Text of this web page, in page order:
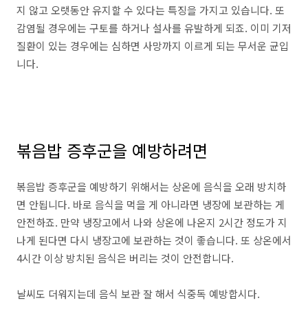
지 않고 오랫동안 유지할 수 있다는 특징을 가지고 있습니다. 또
감염될 경우에는 구토를 하거나 설사를 유발하게 되죠. 이미 기저
질환이 있는 경우에는 심하면 사망까지 이르게 되는 무서운 균입
니다.
볶음밥 증후군을 예방하려면
볶음밥 증후군을 예방하기 위해서는 상온에 음식을 오래 방치하
면 안됩니다. 바로 음식을 먹을 게 아니라면 냉장에 보관하는 게
안전하죠. 만약 냉장고에서 나와 상온에 나온지 2시간 정도가 지
나게 된다면 다시 냉장고에 보관하는 것이 좋습니다. 또 상온에서
4시간 이상 방치된 음식은 버리는 것이 안전합니다.
날씨도 더워지는데 음식 보관 잘 해서 식중독 예방합시다.